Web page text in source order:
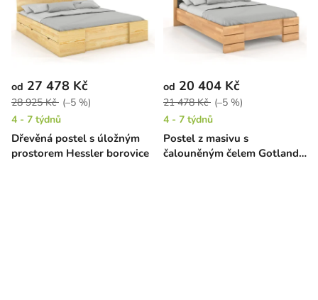
Dřevěná postel s úložným
prostorem Hessler borovice
od 27 478 Kč
28 925 Kč (–5 %)
4 - 7 týdnů
Postel z masivu s
čalouněným čelem Gotland
od 20 404 Kč
21 478 Kč (–5 %)
4 - 7 týdnů